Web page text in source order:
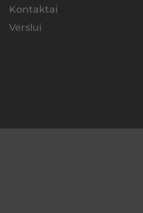
Kontaktai
Verslui